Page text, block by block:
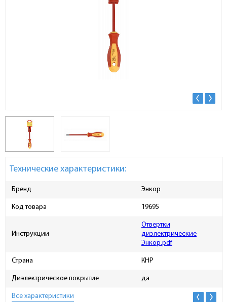
Технические характеристики:
Бренд Энкор
Код товара 19695
Инструкции
Отвертки
диэлектрические
Энкор.pdf
Страна КНР
Диэлектрическое покрытие да
Все характеристики